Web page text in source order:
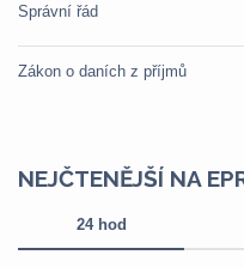
Správní řád
Zákon o daních z příjmů
NEJČTENĚJŠÍ NA
24 hod